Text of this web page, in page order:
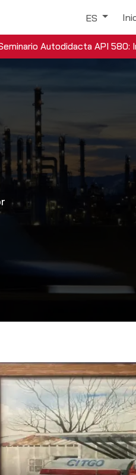
Descubrir
ES
Autodidacta API 580: